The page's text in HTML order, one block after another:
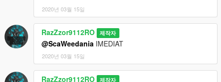
2020년 03월 15일
RazZzor9112RO 제작자
@ScaWeedania IMEDIAT
2020년 03월 15일
RazZzor9112RO 제작자